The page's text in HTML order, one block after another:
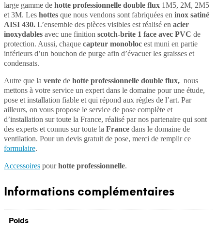
large gamme de hotte professionnelle double flux 1M5, 2M, 2M5
et 3M. Les hottes que nous vendons sont fabriquées en inox satiné
AISI 430. L’ensemble des pièces visibles est réalisé en acier
inoxydables avec une finition scotch-brite 1 face avec PVC de
protection. Aussi, chaque capteur monobloc est muni en partie
inférieurs d’un bouchon de purge afin d’évacuer les graisses et
condensats.
Autre que la vente de hotte professionnelle double flux, nous
mettons à votre service un expert dans le domaine pour une étude,
pose et installation fiable et qui répond aux règles de l’art. Par
ailleurs, on vous propose le service de pose complète et
d’installation sur toute la France, réalisé par nos partenaire qui sont
des experts et connus sur toute la France dans le domaine de
ventilation. Pour un devis gratuit de pose, merci de remplir ce
formulaire.
Accessoires pourhotte professionnelle.
Informations complémentaires
Poids